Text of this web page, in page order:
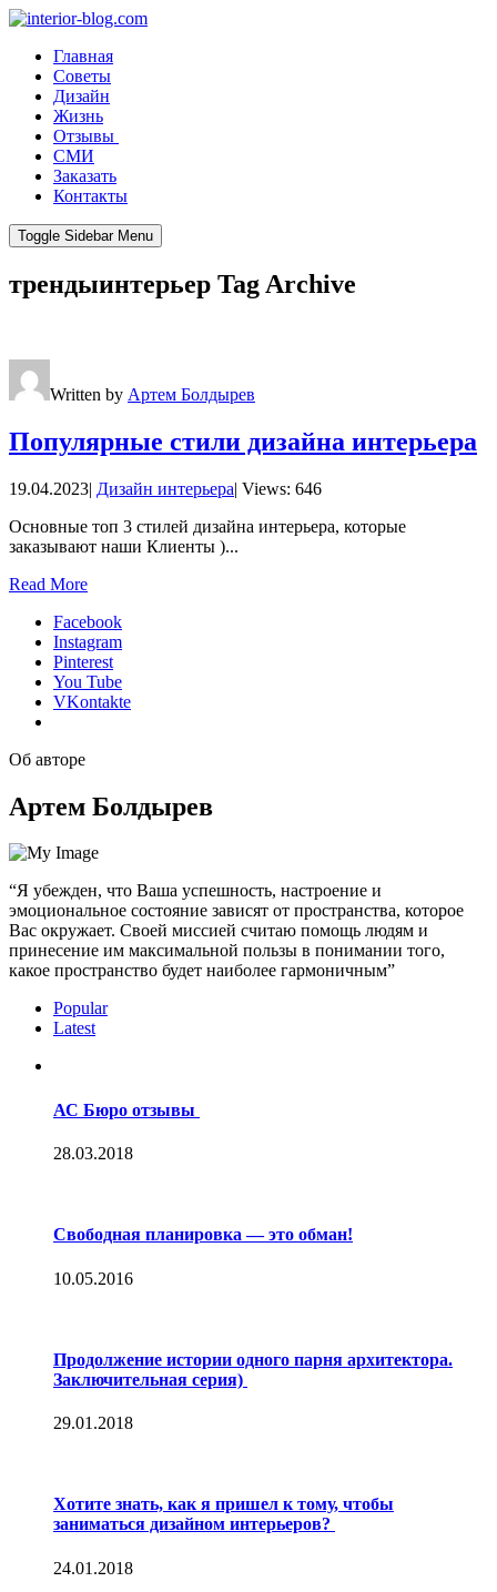
Главная
Советы
Дизайн
Жизнь
Отзывы
СМИ
Заказать
Контакты
Toggle Sidebar Menu
трендыинтерьер Tag Archive
Written by Артем Болдырев
Популярные стили дизайна интерьера
19.04.2023| Дизайн интерьера| Views: 646
Основные топ 3 стилей дизайна интерьера, которые
заказывают наши Клиенты )...
Read More
Facebook
Instagram
Pinterest
You Tube
VKontakte
Об авторе
Артем Болдырев
“Я убежден, что Ваша успешность, настроение и
эмоциональное состояние зависят от пространства, которое
Вас окружает. Своей миссией считаю помощь людям и
принесение им максимальной пользы в понимании того,
какое пространство будет наиболее гармоничным”
Popular
Latest
АС Бюро отзывы
28.03.2018
Свободная планировка — это обман!
10.05.2016
Продолжение истории одного парня архитектора.
Заключительная серия)
29.01.2018
Хотите знать, как я пришел к тому, чтобы
заниматься дизайном интерьеров?
24.01.2018